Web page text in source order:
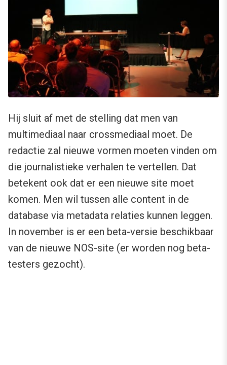
Hij sluit af met de stelling dat men van
multimediaal naar crossmediaal moet. De
redactie zal nieuwe vormen moeten vinden om
die journalistieke verhalen te vertellen. Dat
betekent ook dat er een nieuwe site moet
komen. Men wil tussen alle content in de
database via metadata relaties kunnen leggen.
In november is er een beta-versie beschikbaar
van de nieuwe NOS-site (er worden nog beta-
testers gezocht).